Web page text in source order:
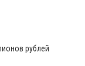
рублей